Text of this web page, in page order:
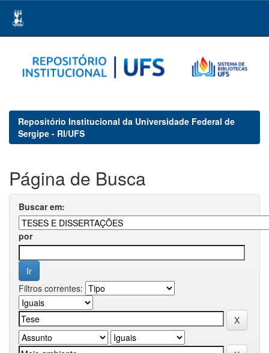
navigation
Repositório Institucional da Universidade Federal de
Sergipe - RI/UFS
Página de Busca
Buscar em:
por
Filtros correntes: